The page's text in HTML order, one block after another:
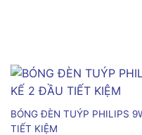
BÓNG ĐÈN TUÝP PHILIPS
TIẾT KIỆM